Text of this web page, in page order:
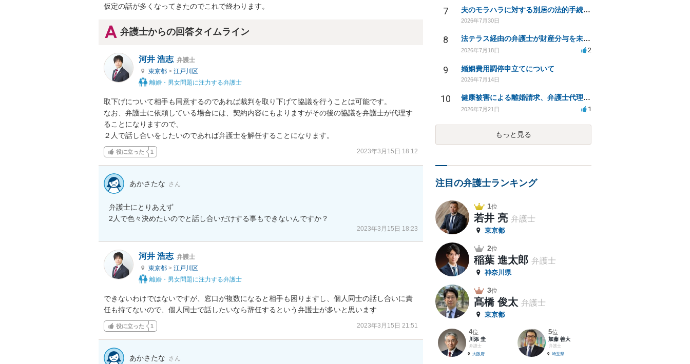
仮定の話が多くなってきたのでこれで終わります。
弁護士からの回答タイムライン
河井 浩志 弁護士
東京都 > 江戸川区
離婚・男女問題に注力する弁護士
取下げについて相手も同意するのであれば裁判を取り下げて協議を行うことは可能です。
なお、弁護士に依頼している場合には、契約内容にもよりますがその後の協議を弁護士が代理す
ることになりますので、
２人で話し合いをしたいのであれば弁護士を解任することになります。
役に立った 1 2023年3月15日 18:12
あかさたな さん
弁護士にとりあえず
2人で色々決めたいのでと話し合いだけする事もできないんですか？
2023年3月15日 18:23
河井 浩志 弁護士
東京都 > 江戸川区
離婚・男女問題に注力する弁護士
できないわけではないですが、窓口が複数になると相手も困りますし、個人同士の話し合いに責
任も持てないので、個人同士で話したいなら辞任するという弁護士が多いと思います
役に立った 1 2023年3月15日 21:51
あかさたな さん
7 夫のモラハラに対する別居の法的手続き相談
2026年7月30日
8 法テラス経由の弁護士が財産分与を未解決のまま放置
2026年7月18日 2
9 婚姻費用調停申立てについて
2026年7月14日
10 健康被害による離婚請求、弁護士代理で迅速な手続き希望
2026年7月21日 1
もっと見る
注目の弁護士ランキング
1位
若井 亮 弁護士
東京都
2位
稲葉 進太郎 弁護士
神奈川県
3位
髙橋 俊太 弁護士
東京都
4位
川添 圭
弁護士
大阪府
5位
加藤 善大
弁護士
埼玉県